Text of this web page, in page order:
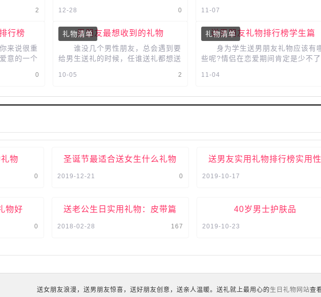
福。这
2
而且戴在手上也十分的高级，给人...
0
12-28
你在送男朋友一个有浪漫意义的...
11-07
行榜
来说很重
意的一个
欢...
0
礼物清单男朋友最想收到的礼物
谁没几个男性朋友，总会遇到要
给男生送礼的时候，任谁送礼都想送
了解一下男生内心最想要收到什么...
2
10-05
礼物清单
送男朋友礼物排行榜学生篇
身为学生送男朋友礼物应该有
些呢?情侣在恋爱期间肯定是少不了
也要注重实用性，选一个最符合...
11-04
物
0
圣诞节最适合送女生什么礼物
0
2019-12-21
送男友实用礼物排行榜实用
2019-10-17
物好
0
送老公生日实用礼物：皮带篇
167
2018-02-28
40岁男士护肤品
2019-10-23
送女朋友浪漫，送男朋友惊喜，送好朋友创意，送亲人温暖。送礼就上最用心的生日礼物网站查